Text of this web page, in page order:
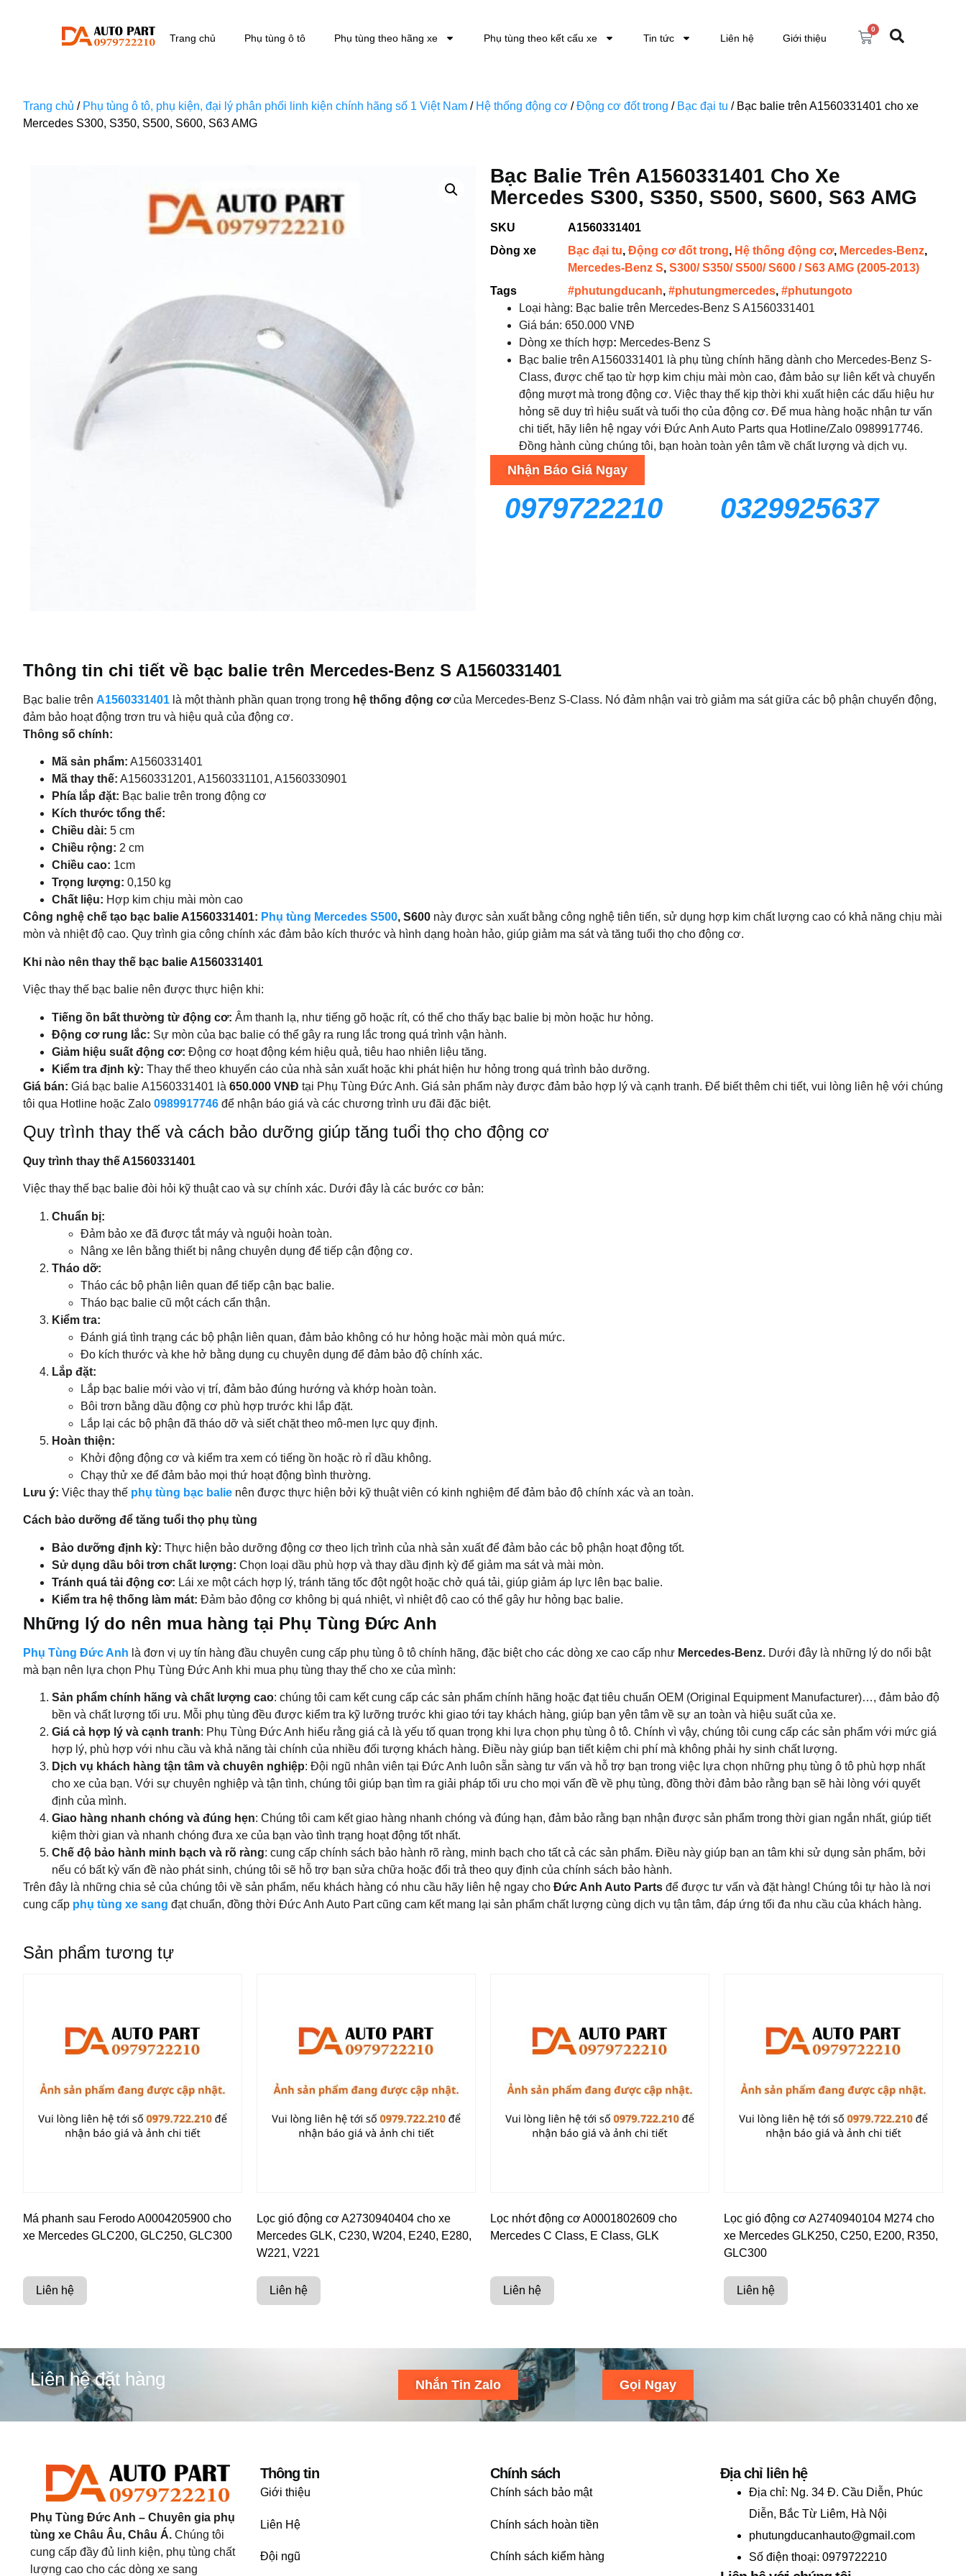
Trang chủ Phụ tùng ô tô Phụ tùng theo hãng xe Phụ tùng theo kết cấu xe Tin tức Liên hệ Giới thiệu
0
Trang chủ / Phụ tùng ô tô, phụ kiện, đại lý phân phối linh kiện chính hãng số 1 Việt Nam / Hệ thống động cơ /Động cơ đốt trong / Bạc đại tu / Bạc balie trên A1560331401 cho xe
Mercedes S300, S350, S500, S600, S63 AMG
Bạc Balie Trên A1560331401 Cho Xe
Mercedes S300, S350, S500, S600, S63 AMG
SKU
A1560331401
Dòng xe
Bạc đại tu, Động cơ đốt trong, Hệ thống động cơ, Mercedes-Benz,
Mercedes-Benz S, S300/ S350/ S500/ S600 / S63 AMG (2005-2013)
Tags
#phutungducanh, #phutungmercedes, #phutungoto
Loại hàng: Bạc balie trên Mercedes-Benz S A1560331401
Giá bán: 650.000 VNĐ
Dòng xe thích hợp: Mercedes-Benz S
Bạc balie trên A1560331401 là phụ tùng chính hãng dành cho Mercedes-Benz S-
Class, được chế tạo từ hợp kim chịu mài mòn cao, đảm bảo sự liên kết và chuyển
động mượt mà trong động cơ. Việc thay thế kịp thời khi xuất hiện các dấu hiệu hư
hỏng sẽ duy trì hiệu suất và tuổi thọ của động cơ. Để mua hàng hoặc nhận tư vấn
chi tiết, hãy liên hệ ngay với Đức Anh Auto Parts qua Hotline/Zalo 0989917746.
Đồng hành cùng chúng tôi, bạn hoàn toàn yên tâm về chất lượng và dịch vụ.
Nhận Báo Giá Ngay
0979722210 0329925637
Thông tin chi tiết về bạc balie trên Mercedes-Benz S A1560331401
Bạc balie trên A1560331401 là một thành phần quan trọng trong hệ thống động cơcủa Mercedes-Benz S-Class. Nó đảm nhận vai trò giảm ma sát giữa các bộ phận chuyển động,
đảm bảo hoạt động trơn tru và hiệu quả của động cơ.
Thông số chính:
Mã sản phẩm: A1560331401
Mã thay thế: A1560331201, A1560331101, A1560330901
Phía lắp đặt: Bạc balie trên trong động cơ
Kích thước tổng thể:
Chiều dài: 5 cm
Chiều rộng: 2 cm
Chiều cao: 1cm
Trọng lượng: 0,150 kg
Chất liệu: Hợp kim chịu mài mòn cao
Công nghệ chế tạo bạc balie A1560331401: Phụ tùng Mercedes S500, S600 này được sản xuất bằng công nghệ tiên tiến, sử dụng hợp kim chất lượng cao có khả năng chịu mài
mòn và nhiệt độ cao. Quy trình gia công chính xác đảm bảo kích thước và hình dạng hoàn hảo, giúp giảm ma sát và tăng tuổi thọ cho động cơ.
Khi nào nên thay thế bạc balie A1560331401
Việc thay thế bạc balie nên được thực hiện khi:
Tiếng ồn bất thường từ động cơ: Âm thanh lạ, như tiếng gõ hoặc rít, có thể cho thấy bạc balie bị mòn hoặc hư hỏng.
Động cơ rung lắc: Sự mòn của bạc balie có thể gây ra rung lắc trong quá trình vận hành.
Giảm hiệu suất động cơ: Động cơ hoạt động kém hiệu quả, tiêu hao nhiên liệu tăng.
Kiểm tra định kỳ: Thay thế theo khuyến cáo của nhà sản xuất hoặc khi phát hiện hư hỏng trong quá trình bảo dưỡng.
Giá bán: Giá bạc balie A1560331401 là 650.000 VNĐ tại Phụ Tùng Đức Anh. Giá sản phẩm này được đảm bảo hợp lý và cạnh tranh. Để biết thêm chi tiết, vui lòng liên hệ với chúng
tôi qua Hotline hoặc Zalo 0989917746 để nhận báo giá và các chương trình ưu đãi đặc biệt.
Quy trình thay thế và cách bảo dưỡng giúp tăng tuổi thọ cho động cơ
Quy trình thay thế A1560331401
Việc thay thế bạc balie đòi hỏi kỹ thuật cao và sự chính xác. Dưới đây là các bước cơ bản:
Chuẩn bị:
Đảm bảo xe đã được tắt máy và nguội hoàn toàn.
Nâng xe lên bằng thiết bị nâng chuyên dụng để tiếp cận động cơ.
Tháo dỡ:
Tháo các bộ phận liên quan để tiếp cận bạc balie.
Tháo bạc balie cũ một cách cẩn thận.
Kiểm tra:
Đánh giá tình trạng các bộ phận liên quan, đảm bảo không có hư hỏng hoặc mài mòn quá mức.
Đo kích thước và khe hở bằng dụng cụ chuyên dụng để đảm bảo độ chính xác.
Lắp đặt:
Lắp bạc balie mới vào vị trí, đảm bảo đúng hướng và khớp hoàn toàn.
Bôi trơn bằng dầu động cơ phù hợp trước khi lắp đặt.
Lắp lại các bộ phận đã tháo dỡ và siết chặt theo mô-men lực quy định.
Hoàn thiện:
Khởi động động cơ và kiểm tra xem có tiếng ồn hoặc rò rỉ dầu không.
Chạy thử xe để đảm bảo mọi thứ hoạt động bình thường.
Lưu ý: Việc thay thế phụ tùng bạc balie nên được thực hiện bởi kỹ thuật viên có kinh nghiệm để đảm bảo độ chính xác và an toàn.
Cách bảo dưỡng để tăng tuổi thọ phụ tùng
Bảo dưỡng định kỳ: Thực hiện bảo dưỡng động cơ theo lịch trình của nhà sản xuất để đảm bảo các bộ phận hoạt động tốt.
Sử dụng dầu bôi trơn chất lượng: Chọn loại dầu phù hợp và thay dầu định kỳ để giảm ma sát và mài mòn.
Tránh quá tải động cơ: Lái xe một cách hợp lý, tránh tăng tốc đột ngột hoặc chở quá tải, giúp giảm áp lực lên bạc balie.
Kiểm tra hệ thống làm mát: Đảm bảo động cơ không bị quá nhiệt, vì nhiệt độ cao có thể gây hư hỏng bạc balie.
Những lý do nên mua hàng tại Phụ Tùng Đức Anh
Phụ Tùng Đức Anh là đơn vị uy tín hàng đầu chuyên cung cấp phụ tùng ô tô chính hãng, đặc biệt cho các dòng xe cao cấp như Mercedes-Benz. Dưới đây là những lý do nổi bật
mà bạn nên lựa chọn Phụ Tùng Đức Anh khi mua phụ tùng thay thế cho xe của mình:
Sản phẩm chính hãng và chất lượng cao: chúng tôi cam kết cung cấp các sản phẩm chính hãng hoặc đạt tiêu chuẩn OEM (Original Equipment Manufacturer)…, đảm bảo độ
bền và chất lượng tối ưu. Mỗi phụ tùng đều được kiểm tra kỹ lưỡng trước khi giao tới tay khách hàng, giúp bạn yên tâm về sự an toàn và hiệu suất của xe.
Giá cả hợp lý và cạnh tranh: Phụ Tùng Đức Anh hiểu rằng giá cả là yếu tố quan trọng khi lựa chọn phụ tùng ô tô. Chính vì vậy, chúng tôi cung cấp các sản phẩm với mức giá
hợp lý, phù hợp với nhu cầu và khả năng tài chính của nhiều đối tượng khách hàng. Điều này giúp bạn tiết kiệm chi phí mà không phải hy sinh chất lượng.
Dịch vụ khách hàng tận tâm và chuyên nghiệp: Đội ngũ nhân viên tại Đức Anh luôn sẵn sàng tư vấn và hỗ trợ bạn trong việc lựa chọn những phụ tùng ô tô phù hợp nhất
cho xe của bạn. Với sự chuyên nghiệp và tận tình, chúng tôi giúp bạn tìm ra giải pháp tối ưu cho mọi vấn đề về phụ tùng, đồng thời đảm bảo rằng bạn sẽ hài lòng với quyết
định của mình.
Giao hàng nhanh chóng và đúng hẹn: Chúng tôi cam kết giao hàng nhanh chóng và đúng hạn, đảm bảo rằng bạn nhận được sản phẩm trong thời gian ngắn nhất, giúp tiết
kiệm thời gian và nhanh chóng đưa xe của bạn vào tình trạng hoạt động tốt nhất.
Chế độ bảo hành minh bạch và rõ ràng: cung cấp chính sách bảo hành rõ ràng, minh bạch cho tất cả các sản phẩm. Điều này giúp bạn an tâm khi sử dụng sản phẩm, bởi
nếu có bất kỳ vấn đề nào phát sinh, chúng tôi sẽ hỗ trợ bạn sửa chữa hoặc đổi trả theo quy định của chính sách bảo hành.
Trên đây là những chia sẻ của chúng tôi về sản phẩm, nếu khách hàng có nhu cầu hãy liên hệ ngay cho Đức Anh Auto Parts để được tư vấn và đặt hàng! Chúng tôi tự hào là nơi
cung cấp phụ tùng xe sang đạt chuẩn, đồng thời Đức Anh Auto Part cũng cam kết mang lại sản phẩm chất lượng cùng dịch vụ tận tâm, đáp ứng tối đa nhu cầu của khách hàng.
Sản phẩm tương tự
Má phanh sau Ferodo A0004205900 cho
xe Mercedes GLC200, GLC250, GLC300
Liên hệ
Lọc gió động cơ A2730940404 cho xe
Mercedes GLK, C230, W204, E240, E280,
W221, V221
Liên hệ
Lọc nhớt động cơ A0001802609 cho
Mercedes C Class, E Class, GLK
Liên hệ
Lọc gió động cơ A2740940104 M274 cho
xe Mercedes GLK250, C250, E200, R350,
GLC300
Liên hệ
Liên hệ đặt hàng Nhắn Tin Zalo Gọi Ngay
Phụ Tùng Đức Anh – Chuyên gia phụ
tùng xe Châu Âu, Châu Á. Chúng tôi
cung cấp đầy đủ linh kiện, phụ tùng chất
lượng cao cho các dòng xe sang
Thông tin
Giới thiệu
Liên Hệ
Đội ngũ
Chính sách
Chính sách bảo mật
Chính sách hoàn tiền
Chính sách kiểm hàng
Địa chỉ liên hệ
Địa chỉ: Ng. 34 Đ. Cầu Diễn, Phúc
Diễn, Bắc Từ Liêm, Hà Nội
phutungducanhauto@gmail.com
Số điện thoại: 0979722210